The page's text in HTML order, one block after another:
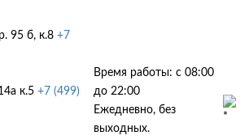
95 б, к.8 +7
к.5 +7 (499)
Время работы: с 08:00
до 22:00
Ежедневно, без
выходных.